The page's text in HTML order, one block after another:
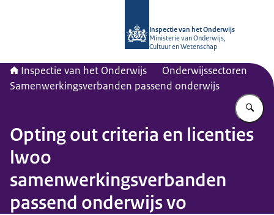
Inspectie van het Onderwijs
Ministerie van Onderwijs,
Cultuur en Wetenschap
Inspectie van het Onderwijs
Onderwijssectoren
Samenwerkingsverbanden passend onderwijs
Opting out criteria en licenties
lwoo
samenwerkingsverbanden
passend onderwijs vo